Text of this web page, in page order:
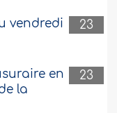
23
vendredi
23
en
la